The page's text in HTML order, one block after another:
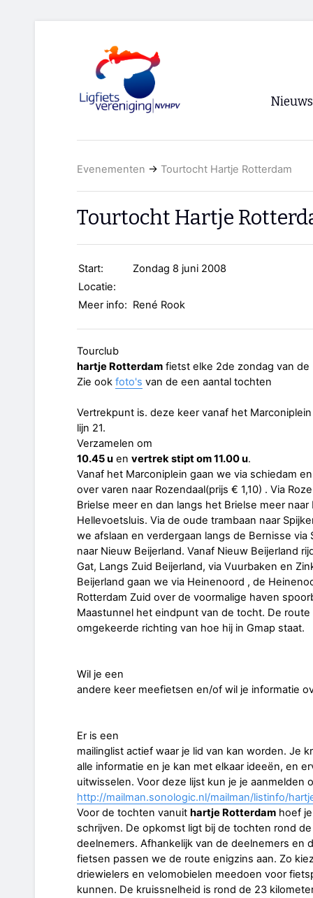
Nieuws
Evenementen → Tourtocht Hartje Rotterdam
Tourtocht Hartje
Start:
Zondag 8 juni 2008
Locatie:
Meer info: René Rook
Tourclub
hartje Rotterdam fietst elke 2de zondag van
Zie ook foto's van de een aantal tochten
Vertrekpunt is. deze keer vanaf het
lijn 21.
Verzamelen om
10.45 u en vertrek stipt om 11.00 u.
Vanaf het Marconiplein gaan we via schiedam
over varen naar Rozendaal(prijs € 1,10) . Via
Brielse meer en dan langs het Brielse meer
Hellevoetsluis. Via de oude trambaan naar
we afslaan en verdergaan langs de Bernisse
naar Nieuw Beijerland. Vanaf Nieuw Beijerland
Gat, Langs Zuid Beijerland, via Vuurbaken en
Beijerland gaan we via Heinenoord , de
Rotterdam Zuid over de voormalige haven
Maastunnel het eindpunt van de tocht. De
omgekeerde richting van hoe hij in Gmap staat.
Wil je een
andere keer meefietsen en/of wil je informatie
Er is een
mailinglist actief waar je lid van kan worden. Je
alle informatie en je kan met elkaar ideeën, en
uitwisselen. Voor deze lijst kun je je aanmelden
http://mailman.sonologic.nl/mailman/listinfo/
Voor de tochten vanuit hartje Rotterdam hoef
schrijven. De opkomst ligt bij de tochten rond
deelnemers. Afhankelijk van de deelnemers en
fietsen passen we de route enigzins aan. Zo
driewielers en velomobielen meedoen voor
kunnen. De kruissnelheid is rond de 23